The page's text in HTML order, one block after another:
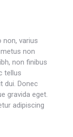
non, varius
non
non finibus
tellus
dui. Donec
gravida eget.
adipiscing